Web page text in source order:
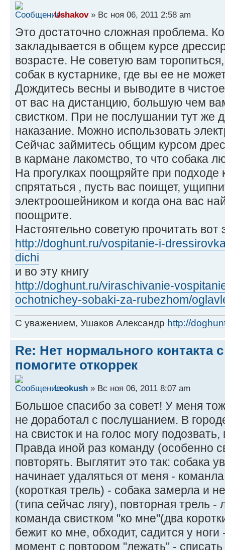
Ushakov» Вс ноя 06, 2011 2:58 am
Это достаточно сложная проблема.
закладывается в общем курсе
возрасте. Не советую вам
собак в кустарнике, где вы ее не
Дождитесь весны и выводите в
от вас на дистанцию, большую чем
свистком. При не послушании тут же
наказание. Можно использовать
Сейчас займитесь общим курсом
в кармане лакомство, то что собака
На прогулках поощряйте при подходе
спрятаться , пусть вас поищет,
электроошейником и когда она вас
поощрите.
Настоятельно советую прочитать вот
http://doghunt.ru/vospitanie-i-
dichi
и во эту книгу
http://doghunt.ru/viraschivanie-
ochotnichey-sobaki-za-rubezhom/
С уважением, Ушаков Александр http://
Re: Нет нормального контакта
помогите откоррек
Leokush » Вс ноя 06, 2011 8:07 am
Большое спасибо за совет! У меня
не доработал с послушанием. В
на свисток и на голос могу
Правда иной раз команду (особенно
повторять. Выглятит это так: собака
начинает удаляться от меня -
(короткая трель) - собака замерла и
(типа сейчас лягу), повторная трель
команда свистком "ко мне"(два
бежит ко мне, обходит, садится у
момент с повтором "лежать" -